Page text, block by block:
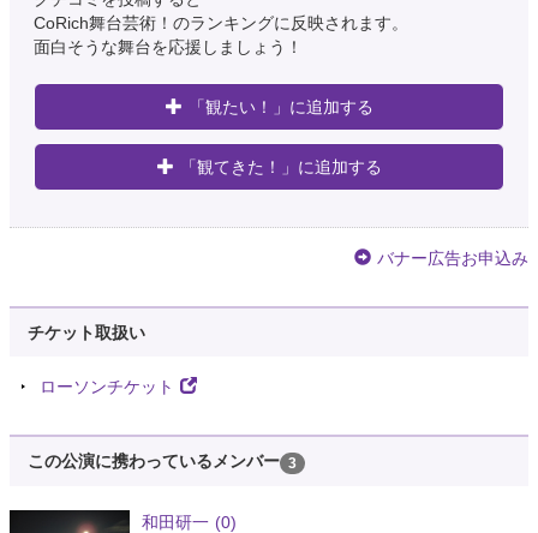
CoRich舞台芸術！のランキングに反映されます。
面白そうな舞台を応援しましょう！
「観たい！」に追加する
「観てきた！」に追加する
バナー広告お申込み
チケット取扱い
ローソンチケット
この公演に携わっているメンバー 3
和田研一 (0)